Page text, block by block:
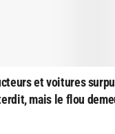
et voitures
mais le flou